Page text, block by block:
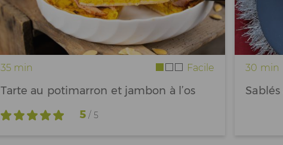
35 min Facile
Tarte au potimarron et jambon à l’os
5 / 5
30 min